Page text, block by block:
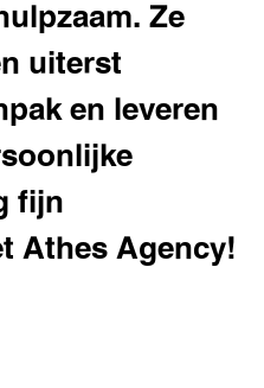
Ze
uiterst
en leveren
fijn
Athes Agency!